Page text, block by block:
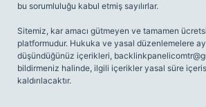
bu sorumluluğu kabul etmiş sayılırlar.
Sitemiz, kar amacı gütmeyen ve tamamen
platformudur. Hukuka ve yasal düzenlemelere
düşündüğünüz içerikleri,
bildirmeniz halinde, ilgili içerikler yasal süre
kaldırılacaktır.